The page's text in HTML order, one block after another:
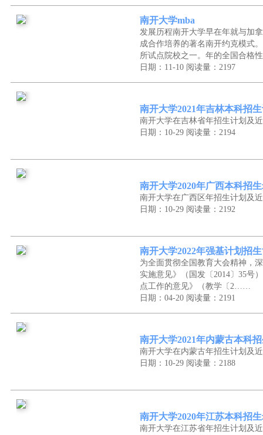
南开大学mba
发展历程南开大学早在年就与加
成合作培养的著名南开约克模式
所试点院校之一。年的全国合格
日期：11-10 阅读量：2197
南开大学2021年吉林本科招
南开大学在吉林省年招生计划及
日期：10-29 阅读量：2194
南开大学2020年广西本科招
南开大学在广西区年招生计划及
日期：10-29 阅读量：2192
南开大学2022年强基计划招
为全面贯彻全国教育大会精神，
实施意见》（国发〔2014〕35号
点工作的意见》（教学〔2……
日期：04-20 阅读量：2191
南开大学2021年内蒙古本科
南开大学在内蒙古年招生计划及
日期：10-29 阅读量：2188
南开大学2020年江苏本科招
南开大学在江苏省年招生计划及